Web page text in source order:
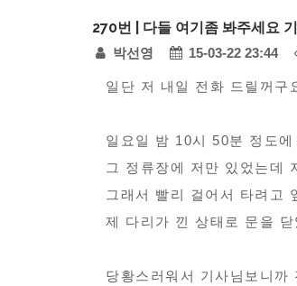
270번 | 다들 여기좀 봐주세요
페
이
지
정
보
박선영 15-03-22 23:44
본
일단 저 내일 전화 드릴꺼구
일요일 밤 10시 50분 정도
그 정류장에 저만 있었는데
그래서 빨리 걸어서 타려고
제 다리가 낀 상태로 문을 닫
당황스러워서 기사님보니